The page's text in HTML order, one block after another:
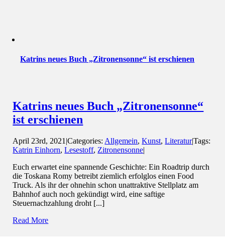
Katrins neues Buch „Zitronensonne“ ist erschienen
Katrins neues Buch „Zitronensonne“
ist erschienen
April 23rd, 2021 |Categories: Allgemein,Kunst,Literatur|Tags:
Katrin Einhorn,Lesestoff, Zitronensonne|
Euch erwartet eine spannende Geschichte: Ein Roadtrip durch
die Toskana Romy betreibt ziemlich erfolglos einen Food
Truck. Als ihr der ohnehin schon unattraktive Stellplatz am
Bahnhof auch noch gekündigt wird, eine saftige
Steuernachzahlung droht [...]
Read More